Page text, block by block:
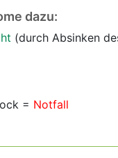
dazu:
(durch Absinken
= Notfall